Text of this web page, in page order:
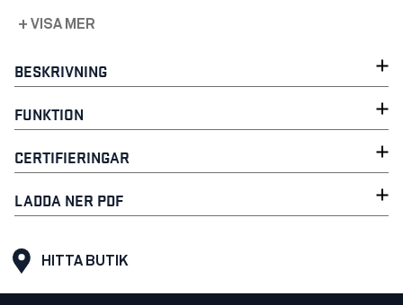
+ VISA MER
BESKRIVNING
FUNKTION
CERTIFIERINGAR
LADDA NER PDF
HITTA BUTIK